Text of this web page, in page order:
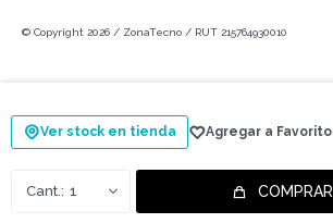
Ver stock en tienda
1 COMPRAR
© Copyright 2026 / ZonaTecno / RUT 215764930010